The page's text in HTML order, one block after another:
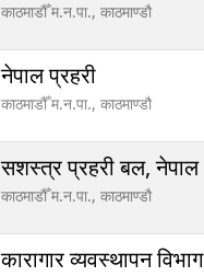
काठमाडौँ म.न.पा., काठमाण्डौ
नेपाल प्रहरी
काठमाडौँ म.न.पा., काठमाण्डौ
सशस्त्र प्रहरी बल, नेपाल
काठमाडौँ म.न.पा., काठमाण्डौ
कारागार व्यवस्थापन विभाग